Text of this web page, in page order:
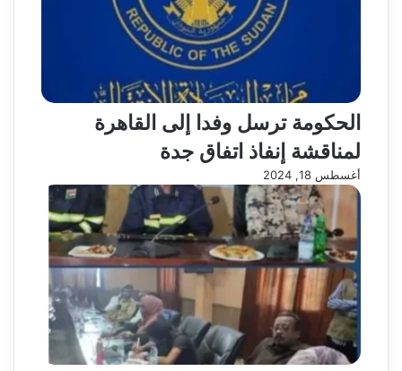
الحكومة ترسل وفدا إلى القاهرة
لمناقشة إنفاذ اتفاق جدة
أغسطس 18, 2024